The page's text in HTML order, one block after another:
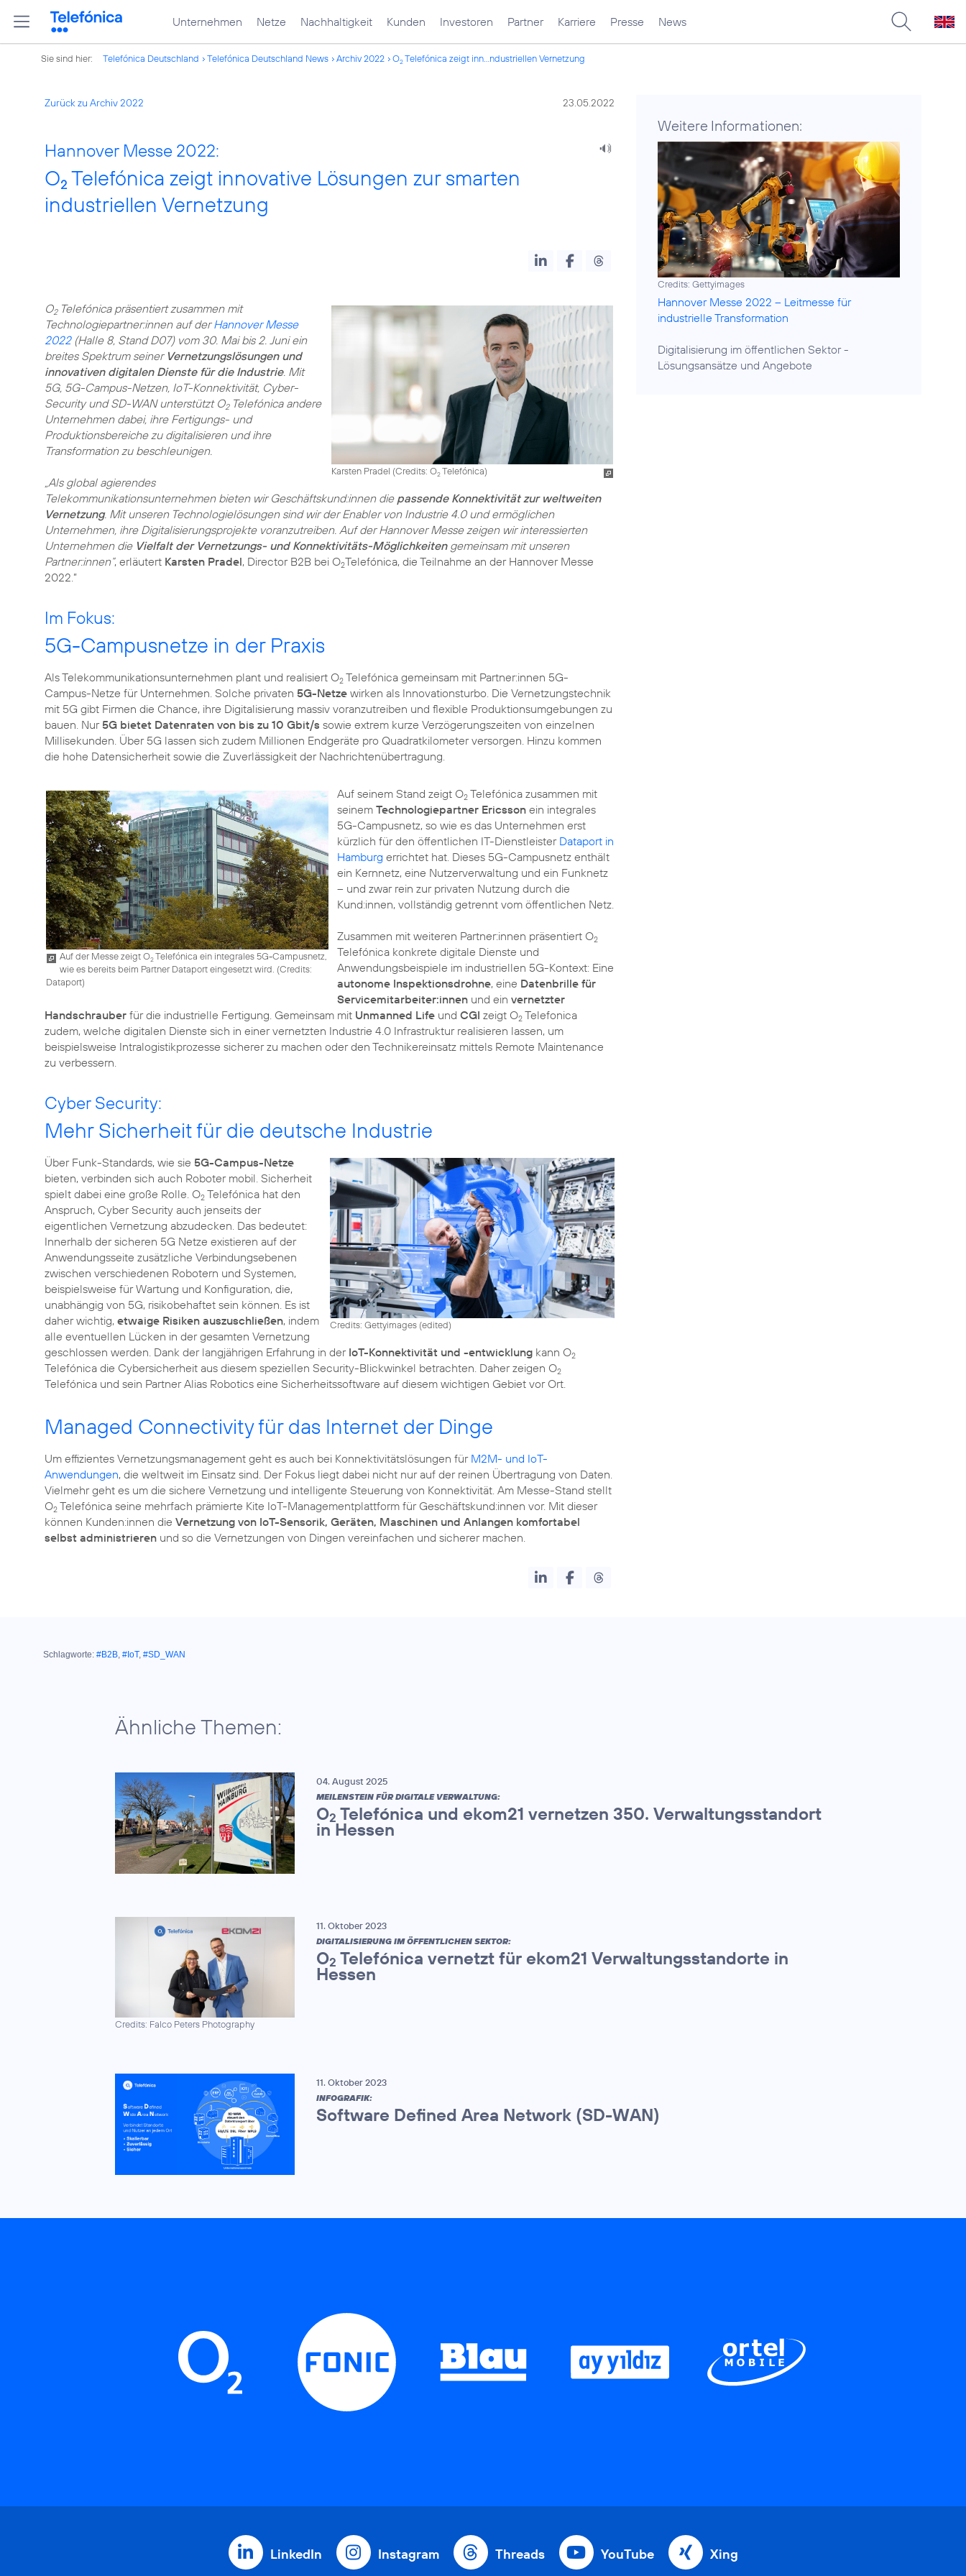
Unternehmen Netze Nachhaltigkeit Kunden Investoren Partner Karriere Presse News
Sie sind hier: Telefónica Deutschland Telefónica Deutschland News Archiv 2022 O2Telefónica zeigt inn...ndustriellen Vernetzung
Zurück zu Archiv 2022 23.05.2022
Hannover Messe 2022:
O2 Telefónica zeigt innovative Lösungen zur smarten
industriellen Vernetzung
Karsten Pradel (Credits: O2Telefónica)
O2Telefónica präsentiert zusammen mit
Technologiepartner:innen auf derHannover Messe
2022(Halle 8, Stand D07) vom 30. Mai bis 2. Juni ein
breites Spektrum seiner Vernetzungslösungen und
innovativen digitalen Dienste für die Industrie. Mit
5G, 5G-Campus-Netzen, IoT-Konnektivität, Cyber-
Security und SD-WAN unterstützt O2Telefónica andere
Unternehmen dabei, ihre Fertigungs- und
Produktionsbereiche zu digitalisieren und ihre
Transformation zu beschleunigen.
„Als global agierendes
Telekommunikationsunternehmen bieten wir Geschäftskund:innen die passende Konnektivität zur weltweiten
Vernetzung. Mit unseren Technologielösungen sind wir der Enabler von Industrie 4.0 und ermöglichen
Unternehmen, ihre Digitalisierungsprojekte voranzutreiben. Auf der Hannover Messe zeigen wir interessierten
Unternehmen die Vielfalt der Vernetzungs- und Konnektivitäts-Möglichkeitengemeinsam mit unseren
Partner:innen“, erläutert Karsten Pradel, Director B2B bei O2Telefónica, die Teilnahme an der Hannover Messe
2022.”
Im Fokus:
5G-Campusnetze in der Praxis
Als Telekommunikationsunternehmen plant und realisiert O2 Telefónica gemeinsam mit Partner:innen 5G-
Campus-Netze für Unternehmen. Solche privaten 5G-Netze wirken als Innovationsturbo. Die Vernetzungstechnik
mit 5G gibt Firmen die Chance, ihre Digitalisierung massiv voranzutreiben und flexible Produktionsumgebungen zu
bauen. Nur5G bietet Datenraten von bis zu 10 Gbit/s sowie extrem kurze Verzögerungszeiten von einzelnen
Millisekunden. Über 5G lassen sich zudem Millionen Endgeräte pro Quadratkilometer versorgen. Hinzu kommen
die hohe Datensicherheit sowie die Zuverlässigkeit der Nachrichtenübertragung.
Auf der Messe zeigt O2Telefónica ein integrales 5G-Campusnetz,
wie es bereits beim Partner Dataport eingesetzt wird. (Credits:
Dataport)
Auf seinem Stand zeigt O2Telefónica zusammen mit
seinem Technologiepartner Ericssonein integrales
5G-Campusnetz, so wie es das Unternehmen erst
kürzlich für den öffentlichen IT-Dienstleister Dataport in
Hamburg errichtet hat. Dieses 5G-Campusnetz enthält
ein Kernnetz, eine Nutzerverwaltung und ein Funknetz
– und zwar rein zur privaten Nutzung durch die
Kund:innen, vollständig getrennt vom öffentlichen Netz.
Zusammen mit weiteren Partner:innen präsentiert O2
Telefónica konkrete digitale Dienste und
Anwendungsbeispiele im industriellen 5G-Kontext: Eine
autonome Inspektionsdrohne, eine Datenbrille für
Servicemitarbeiter:innenund ein vernetzter
Handschrauber für die industrielle Fertigung. Gemeinsam mit Unmanned Life und CGI zeigt O2 Telefonica
zudem, welche digitalen Dienste sich in einer vernetzten Industrie 4.0 Infrastruktur realisieren lassen, um
beispielsweise Intralogistikprozesse sicherer zu machen oder den Technikereinsatz mittels Remote Maintenance
zu verbessern.
Cyber Security:
Mehr Sicherheit für die deutsche Industrie
Credits: Gettyimages (edited)
Über Funk-Standards, wie sie 5G-Campus-Netze
bieten, verbinden sich auch Roboter mobil. Sicherheit
spielt dabei eine große Rolle. O2 Telefónica hat den
Anspruch, Cyber Security auch jenseits der
eigentlichen Vernetzung abzudecken. Das bedeutet:
Innerhalb der sicheren 5G Netze existieren auf der
Anwendungsseite zusätzliche Verbindungsebenen
zwischen verschiedenen Robotern und Systemen,
beispielsweise für Wartung und Konfiguration, die,
unabhängig von 5G, risikobehaftet sein können. Es ist
daher wichtig, etwaige Risiken auszuschließen, indem
alle eventuellen Lücken in der gesamten Vernetzung
geschlossen werden. Dank der langjährigen Erfahrung in der IoT-Konnektivität und -entwicklung kann O2
Telefónica die Cybersicherheit aus diesem speziellen Security-Blickwinkel betrachten. Daher zeigen O2
Telefónica und sein Partner Alias Robotics eine Sicherheitssoftware auf diesem wichtigen Gebiet vor Ort.
Managed Connectivity für das Internet der Dinge
Um effizientes Vernetzungsmanagement geht es auch bei Konnektivitätslösungen für M2M- und IoT-
Anwendungen, die weltweit im Einsatz sind. Der Fokus liegt dabei nicht nur auf der reinen Übertragung von Daten.
Vielmehr geht es um die sichere Vernetzung und intelligente Steuerung von Konnektivität. Am Messe-Stand stellt
O2 Telefónica seine mehrfach prämierte Kite IoT-Managementplattform für Geschäftskund:innen vor. Mit dieser
können Kunden:innen die Vernetzung von IoT-Sensorik, Geräten, Maschinen und Anlangen komfortabel
selbst administrieren und so die Vernetzungen von Dingen vereinfachen und sicherer machen.
Weitere Informationen:
Credits: Gettyimages
Hannover Messe 2022 – Leitmesse für
industrielle Transformation
Digitalisierung im öffentlichen Sektor-
Lösungsansätze und Angebote
Schlagworte: #B2B, #IoT, #SD_WAN
Ähnliche Themen:
04. August 2025
MEILENSTEIN FÜR DIGITALE VERWALTUNG:
O2 Telefónica und ekom21 vernetzen 350. Verwaltungsstandort
in Hessen
Credits: Falco Peters Photography
11. Oktober 2023
DIGITALISIERUNG IM ÖFFENTLICHEN SEKTOR:
O2 Telefónica vernetzt für ekom21 Verwaltungsstandorte in
Hessen
11. Oktober 2023
INFOGRAFIK:
Software Defined Area Network (SD-WAN)
LinkedIn Instagram Threads YouTube Xing